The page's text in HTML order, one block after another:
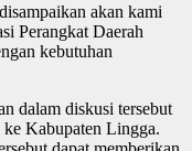
akan kami
Perangkat Daerah
kebutuhan
dalam diskusi tersebut
ke Kabupaten Lingga.